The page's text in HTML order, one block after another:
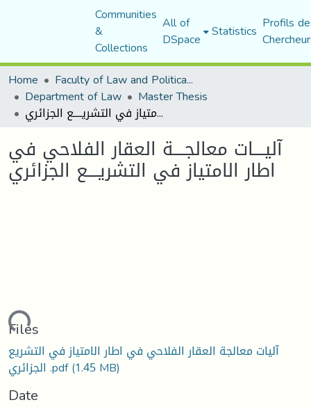
Communities
&
Collections
All of
DSpace Statistics Profils
Home
Faculty of Law and Political Science
Department of Law Master Thesis
آليــــات معالجــــة العقار الفلاحي في اطار الامتياز في التشريــــع الجزائري
آليــــات معالجــــة العقار الفلاحي في
اطار الامتياز في التشريــــع الجزائري
Files
آليات معالجة العقار الفلاحي في اطار الامتياز في التشريع
الجزائري .pdf(1.45 MB)
Date